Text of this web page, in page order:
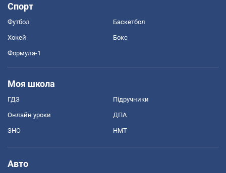
Спорт
Футбол Баскетбол
Хокей Бокс
Формула-1
Моя школа
ГДЗ Підручники
Онлайн уроки ДПА
ЗНО НМТ
Авто